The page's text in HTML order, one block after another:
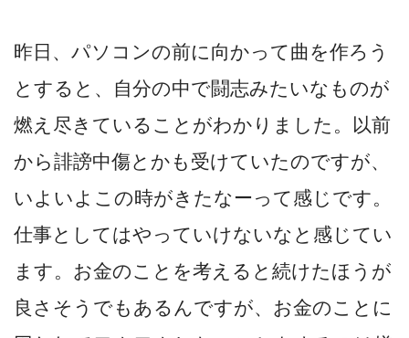
昨日、パソコンの前に向かって曲を作ろう
とすると、自分の中で闘志みたいなものが
燃え尽きていることがわかりました。以前
から誹謗中傷とかも受けていたのですが、
いよいよこの時がきたなーって感じです。
仕事としてはやっていけないなと感じてい
ます。お金のことを考えると続けたほうが
良さそうでもあるんですが、お金のことに